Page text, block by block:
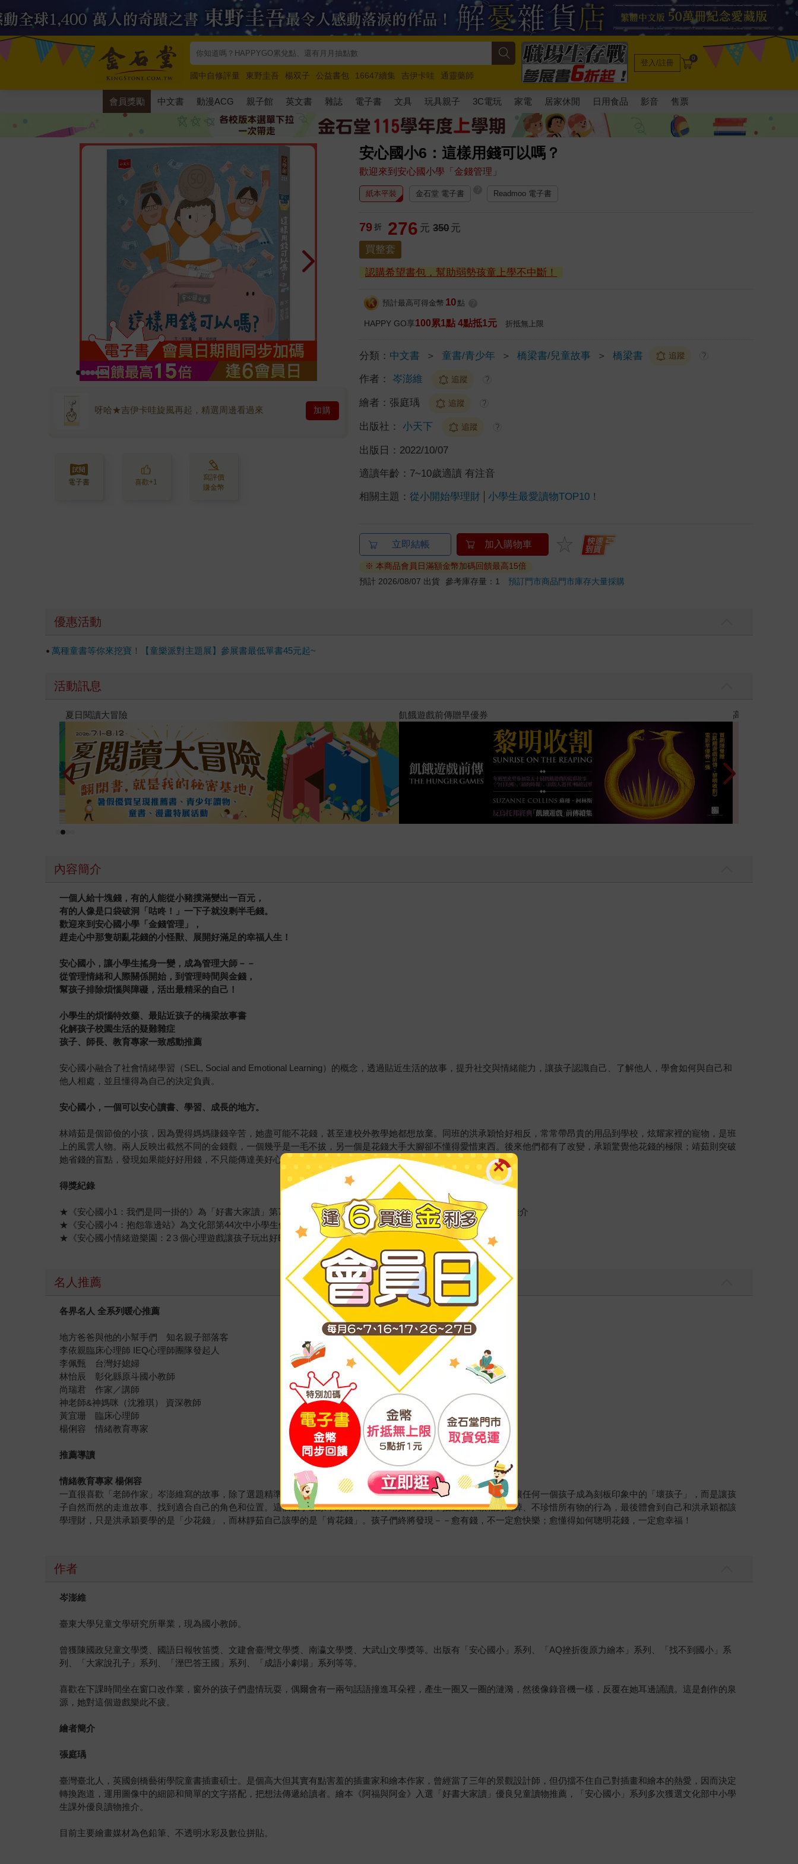
國中自修評量 東野圭吾 楊双子 公益書包 16647續集 吉伊卡哇
通靈藥師
唯紅花綻放
奧德賽 路邊攤新作 馬斯克 玩具總動員5 超慢跑
登入/註冊 0
會員獎勵 中文書 動漫ACG 親子館 英文書 雜誌 電子書 文具 玩具親子 3C電玩 家電 居家休閒 日用食品 影音 售票
安心國小6：這樣用錢可以嗎？
歡迎來到安心國小學「金錢管理」
呀哈★吉伊卡哇旋風再起，精選周邊看過來 加購
電子書 喜歡+1
寫評價
賺金幣
紙本平裝 金石堂 電子書 Readmoo 電子書
79 折 276 元 350 元
買整套
認購希望書包，幫助弱勢孩童上學不中斷！
預計最高可得金幣 10 點
HAPPY GO享100累1點 4點抵1元 折抵無上限
分類： 中文書 ＞ 童書/青少年 ＞ 橋梁書/兒童故事 ＞ 橋梁書 追蹤 ?
作者： 岑澎維 追蹤 ?
繪者： 張庭瑀 追蹤 ?
出版社： 小天下 追蹤 ?
出版日： 2022/10/07
適讀年齡： 7~10歲適讀 有注音
相關主題：從小開始學理財 小學生最愛讀物TOP10！
立即結帳 加入購物車
※ 本商品會員日滿額金幣加碼回饋最高15倍
預計 2026/08/07 出貨 參考庫存量：1預訂門市商品門市庫存大量採購
優惠活動
萬種童書等你來挖寶！【童樂派對主題展】參展書最低單書45元起~
活動訊息
高功能倖存者：如果不「有用」，我還值得被愛嗎？（限量作者親簽版）
內容簡介
一個人給十塊錢，有的人能從小豬撲滿變出一百元，
有的人像是口袋破洞「咕咚！」一下子就沒剩半毛錢。
歡迎來到安心國小學「金錢管理」，
趕走心中那隻胡亂花錢的小怪獸、展開好滿足的幸福人生！
安心國小，讓小學生搖身一變，成為管理大師－－
從管理情緒和人際關係開始，到管理時間與金錢，
幫孩子排除煩惱與障礙，活出最精采的自己！
小學生的煩惱特效藥、最貼近孩子的橋梁故事書
化解孩子校園生活的疑難雜症
孩子、師長、教育專家一致感動推薦
安心國小融合了社會情緒學習（SEL, Social and Emotional Learning）的概念，透過貼近生活的故事，提升社交與情緒能力，讓孩子認識自己、了解他人，學會如何與自己和
他人相處，並且懂得為自己的決定負責。
安心國小，一個可以安心讀書、學習、成長的地方。
林靖茹是個節儉的小孩，因為覺得媽媽賺錢辛苦，她盡可能不花錢，甚至連校外教學她都想放棄。同班的洪承穎恰好相反，常常帶昂貴的用品到學校，炫耀家裡的寵物，是班
上的風雲人物。兩人反映出截然不同的金錢觀，一個幾乎是一毛不拔，另一個是花錢大手大腳卻不懂得愛惜東西。後來他們都有了改變，承穎驚覺他花錢的極限；靖茹則突破
她省錢的盲點，發現如果能好好用錢，不只能傳達美好心意，還能完成心願。原來存錢是好事，花錢更是一門學問。
得獎紀錄
★《安心國小1：我們是同一掛的》為「好書大家讀」第79梯次入選好書，並獲文化部第43次中小學生優良讀物評選推介
★《安心國小4：抱怨靠邊站》為文化部第44次中小學生優良讀物評選推介之「精選之星」
★《安心國小情緒遊樂園：2３個心理遊戲讓孩子玩出好EQ》獲文化部第44次中小學生優良讀物評選推介
名人推薦
各界名人 全系列暖心推薦
地方爸爸與他的小幫手們 知名親子部落客
李依親臨床心理師 IEQ心理師團隊發起人
李佩甄 台灣好媳婦
林怡辰 彰化縣原斗國小教師
尚瑞君 作家／講師
神老師&神媽咪（沈雅琪） 資深教師
黃宜珊 臨床心理師
楊俐容 情緒教育專家
推薦導讀
情緒教育專家 楊俐容
一直很喜歡「老師作家」岑澎維寫的故事，除了選題精準、切合孩子們的興趣與需求之外，她下筆細膩、輕巧，不會讓任何一個孩子成為刻板印象中的「壞孩子」，而是讓孩
子自然而然的走進故事、找到適合自己的角色和位置。這個故事以家中經濟困窘的林靖茹的視角，描述洪承穎相對闊綽、不珍惜所有物的行為，最後體會到自己和洪承穎都該
學理財，只是洪承穎要學的是「少花錢」，而林靜茹自己該學的是「肯花錢」。孩子們終將發現－－愈有錢，不一定愈快樂；愈懂得如何聰明花錢，一定愈幸福！
作者
岑澎維
臺東大學兒童文學研究所畢業，現為國小教師。
曾獲陳國政兒童文學獎、國語日報牧笛獎、文建會臺灣文學獎、南瀛文學獎、大武山文學獎等。出版有「安心國小」系列、「AQ挫折復原力繪本」系列、「找不到國小」系
列、「大家說孔子」系列、「溼巴答王國」系列、「成語小劇場」系列等等。
喜歡在下課時間坐在窗口改作業，窗外的孩子們盡情玩耍，偶爾會有一兩句話語撞進耳朵裡，產生一圈又一圈的漣漪，然後像錄音機一樣，反覆在她耳邊誦讀。這是創作的泉
源，她對這個遊戲樂此不疲。
繪者簡介
張庭瑀
臺灣臺北人，英國劍橋藝術學院童書插畫碩士。是個高大但其實有點害羞的插畫家和繪本作家，曾經當了三年的景觀設計師，但仍擋不住自己對插畫和繪本的熱愛，因而決定
轉換跑道，運用圖像中的細節和簡單的文字搭配，把想法傳遞給讀者。繪本《阿福與阿金》入選「好書大家讀」優良兒童讀物推薦，「安心國小」系列多次獲選文化部中小學
生課外優良讀物推介。
目前主要繪畫媒材為色鉛筆、不透明水彩及數位拼貼。